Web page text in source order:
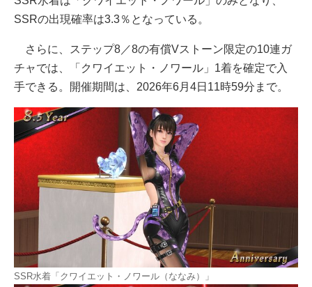
SSRの出現確率は3.3％となっている。
さらに、ステップ8／8の有償Vストーン限定の10連ガ
チャでは、「クワイエット・ノワール」1着を確定で入
手できる。開催期間は、2026年6月4日11時59分まで。
SSR水着「クワイエット・ノワール（ななみ）」